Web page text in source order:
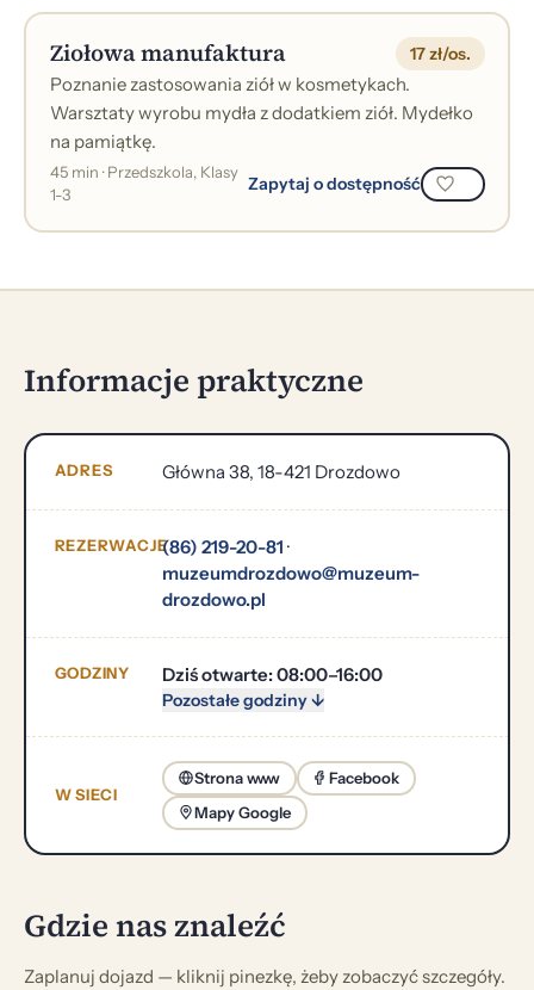
Ziołowa manufaktura 17 zł/os.
Poznanie zastosowania ziół w kosmetykach.
Warsztaty wyrobu mydła z dodatkiem ziół. Mydełko
na pamiątkę.
45 min · Przedszkola, Klasy
1-3
Zapytaj o dostępność
Informacje praktyczne
ADRES Główna 38, 18-421 Drozdowo
REZERWACJE(86) 219-20-81 ·
muzeumdrozdowo@muzeum-
drozdowo.pl
GODZINY Dziś otwarte: 08:00–16:00
Pozostałe godziny ↓
W SIECI
Strona www
Facebook
Mapy Google
Gdzie nas znaleźć
Zaplanuj dojazd — kliknij pinezkę, żeby zobaczyć szczegóły.